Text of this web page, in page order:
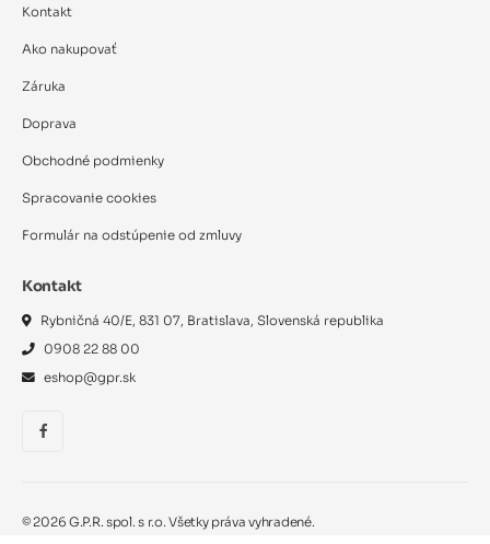
Kontakt
Ako nakupovať
Záruka
Doprava
Obchodné podmienky
Spracovanie cookies
Formulár na odstúpenie od zmluvy
Kontakt
Rybničná 40/E, 831 07, Bratislava, Slovenská republika
0908 22 88 00
eshop@gpr.sk
© 2026 G.P.R. spol. s r.o. Všetky práva vyhradené.